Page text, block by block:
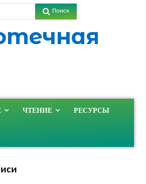
Поиск
ЧТЕНИЕ РЕСУРСЫ